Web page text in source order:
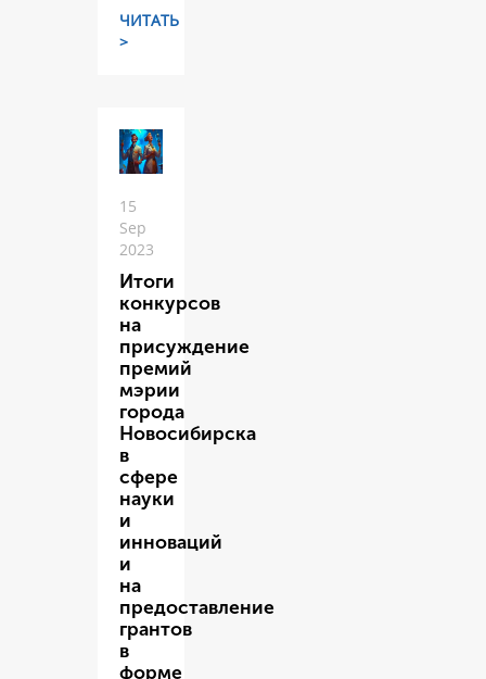
ЧИТАТЬ
>
15
Sep
2023
Итоги
конкурсов
на
присуждение
премий
мэрии
города
Новосибирска
в
сфере
науки
и
инноваций
и
на
предоставление
грантов
в
форме